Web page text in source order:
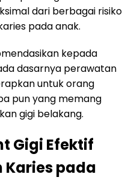
dari berbagai risiko
pada anak.
kepada
dasarnya perawatan
untuk orang
pun yang memang
gigi belakang.
Gigi Efektif
Karies pada